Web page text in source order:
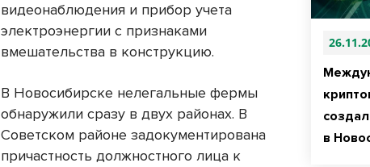
в
видеонаблюдения и прибор учета
электроэнергии с признаками
вмешательства в конструкцию.
В Новосибирске нелегальные фермы
обнаружили сразу в двух районах. В
Советском районе задокументирована
причастность должностного лица к